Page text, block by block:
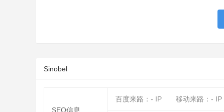
Sinobel
SEO信息
百度来路： - IP 移动来路： - IP